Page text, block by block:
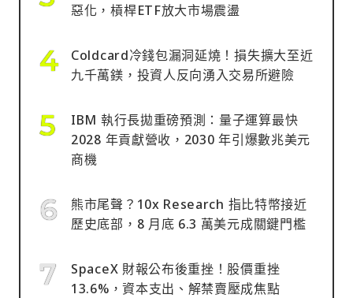
惡化，槓桿ETF放大市場震盪
Coldcard冷錢包漏洞延燒！損失擴大至近
九千萬鎂，投資人反向湧入交易所避險
IBM 執行長拋重磅預測：量子運算最快
2028 年貢獻營收，2030 年引爆數兆美元
商機
熊市尾聲？10x Research 指比特幣接近
歷史底部，8 月底 6.3 萬美元成關鍵門檻
SpaceX 財報公布後重挫！股價重挫
13.6%，資本支出、解禁賣壓成焦點